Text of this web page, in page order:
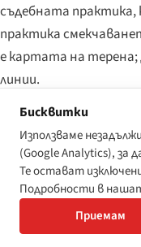
съдебната практика,
практика
е картата на
линии.
ЕТИКЕТИ
eu-ai-act ai disability
Бисквитки
Използваме
(Google Analytics), за
Те остават
Подробности в
Приемам